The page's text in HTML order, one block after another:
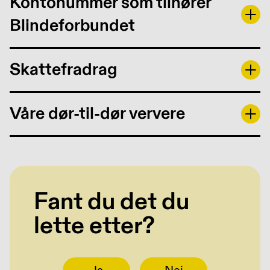
Blindeforbundet
Skattefradrag
Våre dør-til-dør ververe
Fant du det du
lette etter?